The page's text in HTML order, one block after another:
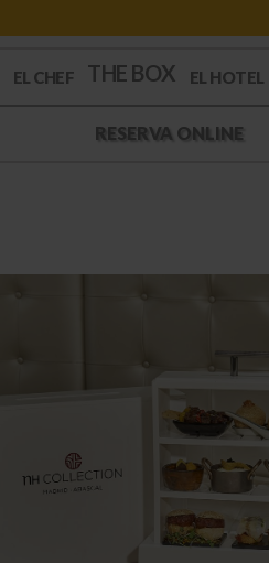
EL CHEF THE BOX EL HOTEL
RESERVA ONLINE